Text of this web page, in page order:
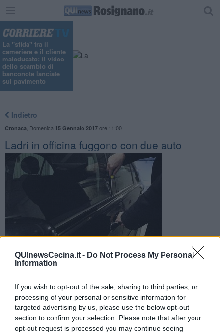
QUInewsCecina.it - Do Not Process My Personal
Information
If you wish to opt-out of the sale, sharing to third parties, or
processing of your personal or sensitive information for
targeted advertising by us, please use the below opt-out
section to confirm your selection. Please note that after your
opt-out request is processed you may continue seeing
La "sfida" tra il
cameriere e il cliente
maleducato: il video
dello scambio di
banconote lanciate
sul pavimento
Indietro
Cronaca Domenica 15 Gennaio 2017ore 11:00
Ladri in officina fuggono con due auto
Chrysler poi ritrovata in zona e un'Alfa 166